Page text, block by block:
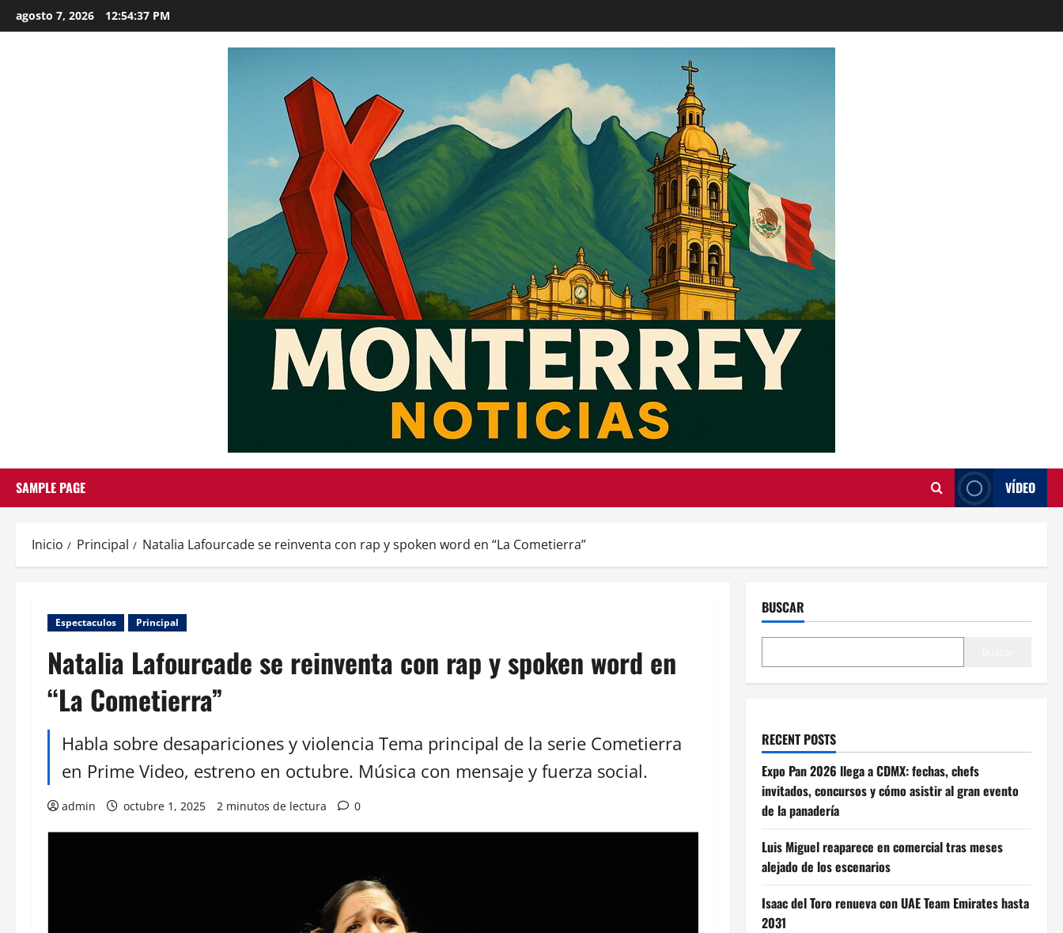
al
agosto 7, 2026 12:54:38 PM
SAMPLE PAGE VÍDEO
Inicio Principal Natalia Lafourcade se reinventa con rap y spoken word en “La Cometierra”
Espectaculos Principal
Natalia Lafourcade se reinventa con rap y spoken word en
“La Cometierra”
Habla sobre desapariciones y violencia Tema principal de la serie Cometierra
en Prime Video, estreno en octubre. Música con mensaje y fuerza social.
admin octubre 1, 2025 2 minutos de lectura 0
BUSCAR
RECENT POSTS
Expo Pan 2026 llega a CDMX: fechas, chefs
invitados, concursos y cómo asistir al gran evento
de la panadería
Luis Miguel reaparece en comercial tras meses
alejado de los escenarios
Isaac del Toro renueva con UAE Team Emirates hasta
2031